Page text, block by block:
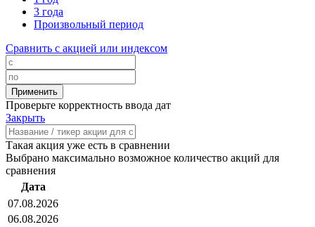
3 года
Произвольный период
Сравнить с акцией или индексом
Проверьте корректность ввода дат
Закрыть
Такая акция уже есть в сравнении
Выбрано максимально возможное количество акций для
сравнения
Дата
07.08.2026
06.08.2026